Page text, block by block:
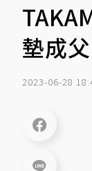
墊成
2023-06-28